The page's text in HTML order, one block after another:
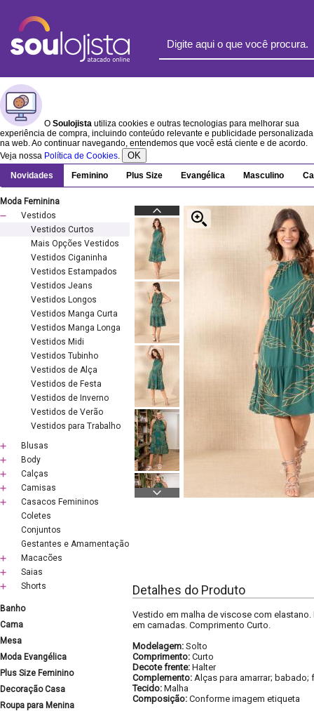
O Soulojista utiliza cookies e outras tecnologias para melhorar sua
experiência de compra, incluindo conteúdo relevante e publicidade personalizada
na web. Ao continuar navegando, entendemos que você está ciente e de acordo.
Veja nossa Política de Cookies. OK
Novidades Feminino Plus Size Evangélica Masculino
Moda Feminina
Vestidos
Vestidos Curtos
Mais Opções Vestidos
Vestidos Ciganinha
Vestidos Estampados
Vestidos Jeans
Vestidos Longos
Vestidos Manga Curta
Vestidos Manga Longa
Vestidos Midi
Vestidos Tubinho
Vestidos de Alça
Vestidos de Festa
Vestidos de Inverno
Vestidos de Verão
Vestidos para Trabalho
Blusas
Body
Calças
Camisas
Casacos Femininos
Coletes
Conjuntos
Gestantes e Amamentação
Macacões
Saias
Shorts
Banho
Cama
Mesa
Moda Evangélica
Plus Size Feminino
Decoração Casa
Roupa para Menina
Detalhes do Produto
Vestido em malha de viscose com
em camadas. Comprimento Curto.
Modelagem: Solto
Comprimento: Curto
Decote frente: Halter
Complemento: Alças para amarrar; babado;
Tecido: Malha
Composição: Conforme imagem etiqueta